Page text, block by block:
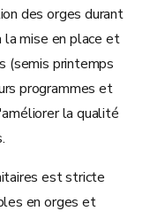
des orges durant
la mise en place et
(semis printemps
programmes et
la qualité
est stricte
en orges et